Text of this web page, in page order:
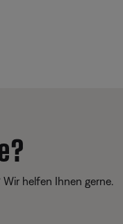
helfen Ihnen gerne.